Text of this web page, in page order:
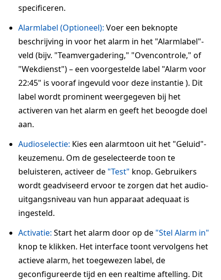
specificeren.
Alarmlabel (Optioneel): Voer een beknopte
beschrijving in voor het alarm in het "Alarmlabel"-
veld (bijv. "Teamvergadering," "Ovencontrole," of
"Wekdienst") – een voorgestelde label "Alarm voor
22:45" is vooraf ingevuld voor deze instantie ). Dit
label wordt prominent weergegeven bij het
activeren van het alarm en geeft het beoogde doel
aan.
Audioselectie: Kies een alarmtoon uit het "Geluid"-
keuzemenu. Om de geselecteerde toon te
beluisteren, activeer de "Test" knop. Gebruikers
wordt geadviseerd ervoor te zorgen dat het audio-
uitgangsniveau van hun apparaat adequaat is
ingesteld.
Activatie: Start het alarm door op de "Stel Alarm in"
knop te klikken. Het interface toont vervolgens het
actieve alarm, het toegewezen label, de
geconfigureerde tijd en een realtime aftelling. Dit